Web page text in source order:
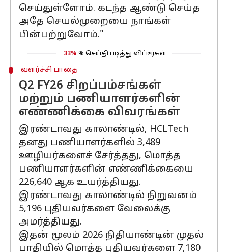
செய்துள்ளோம். கடந்த ஆண்டு செய்த
அதே செயல்முறையை நாங்கள்
பின்பற்றுவோம்."
33% % செய்தி படித்து விட்டீர்கள்
வளர்ச்சி பாதை
Q2 FY26 சிறப்பம்சங்கள்
மற்றும் பணியாளர்களின்
எண்ணிக்கை விவரங்கள்
இரண்டாவது காலாண்டில், HCLTech
தனது பணியாளர்களில் 3,489
ஊழியர்களைச் சேர்த்தது, மொத்த
பணியாளர்களின் எண்ணிக்கையை
226,640 ஆக உயர்த்தியது.
இரண்டாவது காலாண்டில் நிறுவனம்
5,196 புதியவர்களை வேலைக்கு
அமர்த்தியது.
இதன் மூலம் 2026 நிதியாண்டின் முதல்
பாதியில் மொத்த புதியவர்களை 7,180